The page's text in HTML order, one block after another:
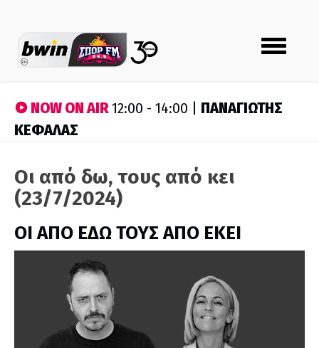
Toggle
navigation
NOW ON AIR12:00 - 14:00 | ΠΑΝΑΓΙΩΤΗΣ
ΚΕΦΑΛΑΣ
Οι από δω, τους από κει
(23/7/2024)
ΟΙ ΑΠΟ ΕΔΩ ΤΟΥΣ ΑΠΟ ΕΚΕΙ